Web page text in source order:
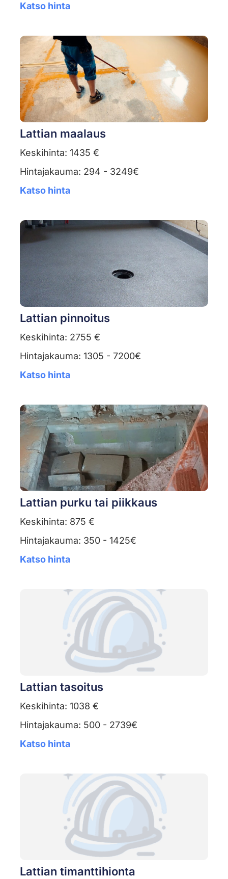
Katso hinta
Lattian maalaus
Keskihinta: 1435 €
Hintajakauma: 294 - 3249€
Katso hinta
Lattian pinnoitus
Keskihinta: 2755 €
Hintajakauma: 1305 - 7200€
Katso hinta
Lattian purku tai piikkaus
Keskihinta: 875 €
Hintajakauma: 350 - 1425€
Katso hinta
Lattian tasoitus
Keskihinta: 1038 €
Hintajakauma: 500 - 2739€
Katso hinta
Lattian timanttihionta